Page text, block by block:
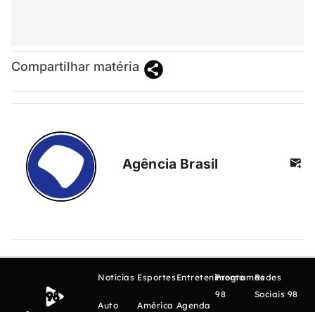
Compartilhar matéria
Agência Brasil
Notícias
Auto
Esportes
América
Entretenimento
Agenda
Programas
98
Redes
Sociais 98